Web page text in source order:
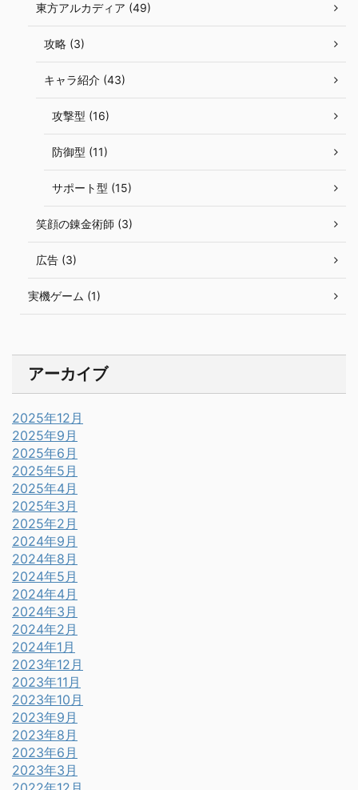
東方アルカディア (49)
攻略 (3)
キャラ紹介 (43)
攻撃型 (16)
防御型 (11)
サポート型 (15)
笑顔の錬金術師 (3)
広告 (3)
実機ゲーム (1)
アーカイブ
2025年12月
2025年9月
2025年6月
2025年5月
2025年4月
2025年3月
2025年2月
2024年9月
2024年8月
2024年5月
2024年4月
2024年3月
2024年2月
2024年1月
2023年12月
2023年11月
2023年10月
2023年9月
2023年8月
2023年6月
2023年3月